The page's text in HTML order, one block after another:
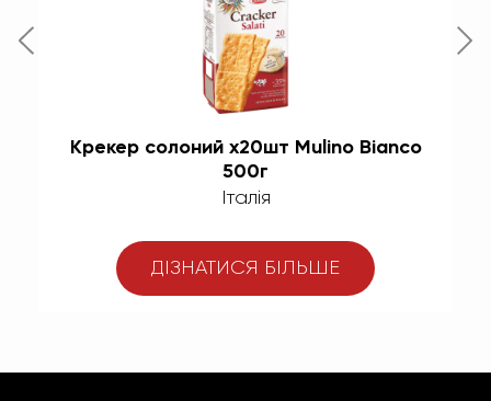
Крекер солоний х20шт Mulino Bianco
500г
Італія
ДІЗНАТИСЯ БІЛЬШЕ